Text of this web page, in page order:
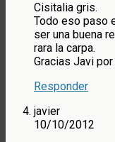
Cisitalia gris.
Todo eso paso
ser una buena
rara la carpa.
Gracias Javi
Responder
javier
10/10/2012